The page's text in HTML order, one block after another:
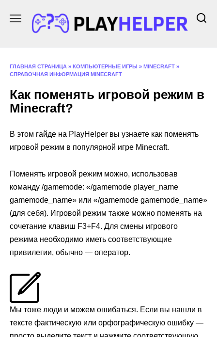
содержанию
ГЛАВНАЯ СТРАНИЦА » КОМПЬЮТЕРНЫЕ ИГРЫ » MINECRAFT »
СПРАВОЧНАЯ ИНФОРМАЦИЯ MINECRAFT
Как поменять игровой режим в
Minecraft?
В этом гайде на PlayHelper вы узнаете как поменять
игровой режим в популярной игре Minecraft.
Поменять игровой режим можно, использовав
команду /gamemode: «/gamemode player_name
gamemode_name» или «/gamemode gamemode_name»
(для себя). Игровой режим также можно поменять на
сочетание клавиш F3+F4. Для смены игрового
режима необходимо иметь соответствующие
привилегии, обычно — оператор.
Мы тоже люди и можем ошибаться. Если вы нашли в
тексте фактическую или орфографическую ошибку —